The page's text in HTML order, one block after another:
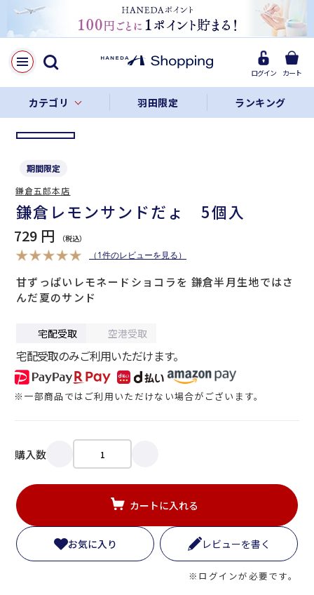
ログイン カート
カテゴリ 羽田限定 ランキング
LINE
Facebook
リンクをコピー
鎌倉レモンサンドだょ 5個入
期間限定
甘ずっぱいレモネードショコラを 鎌倉半月生地ではさ
んだ夏のサンド
729 円
（1件のレビューを見る）
宅配受取 空港受取
宅配受取のみご利用いただけます。
※一部商品ではご利用いただけない場合がございます。
購入数
カートに入れる
お気に入り レビューを書く
※ログインが必要です。
鎌倉五郎本店